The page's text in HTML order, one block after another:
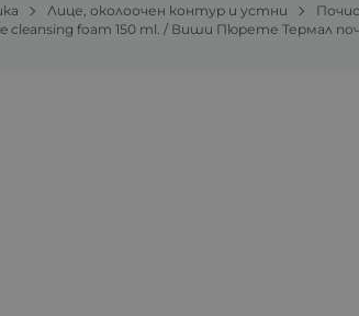
Лице, околоочен контур и устни
cleansing foam 150 ml. / Виши Пюрете Термал